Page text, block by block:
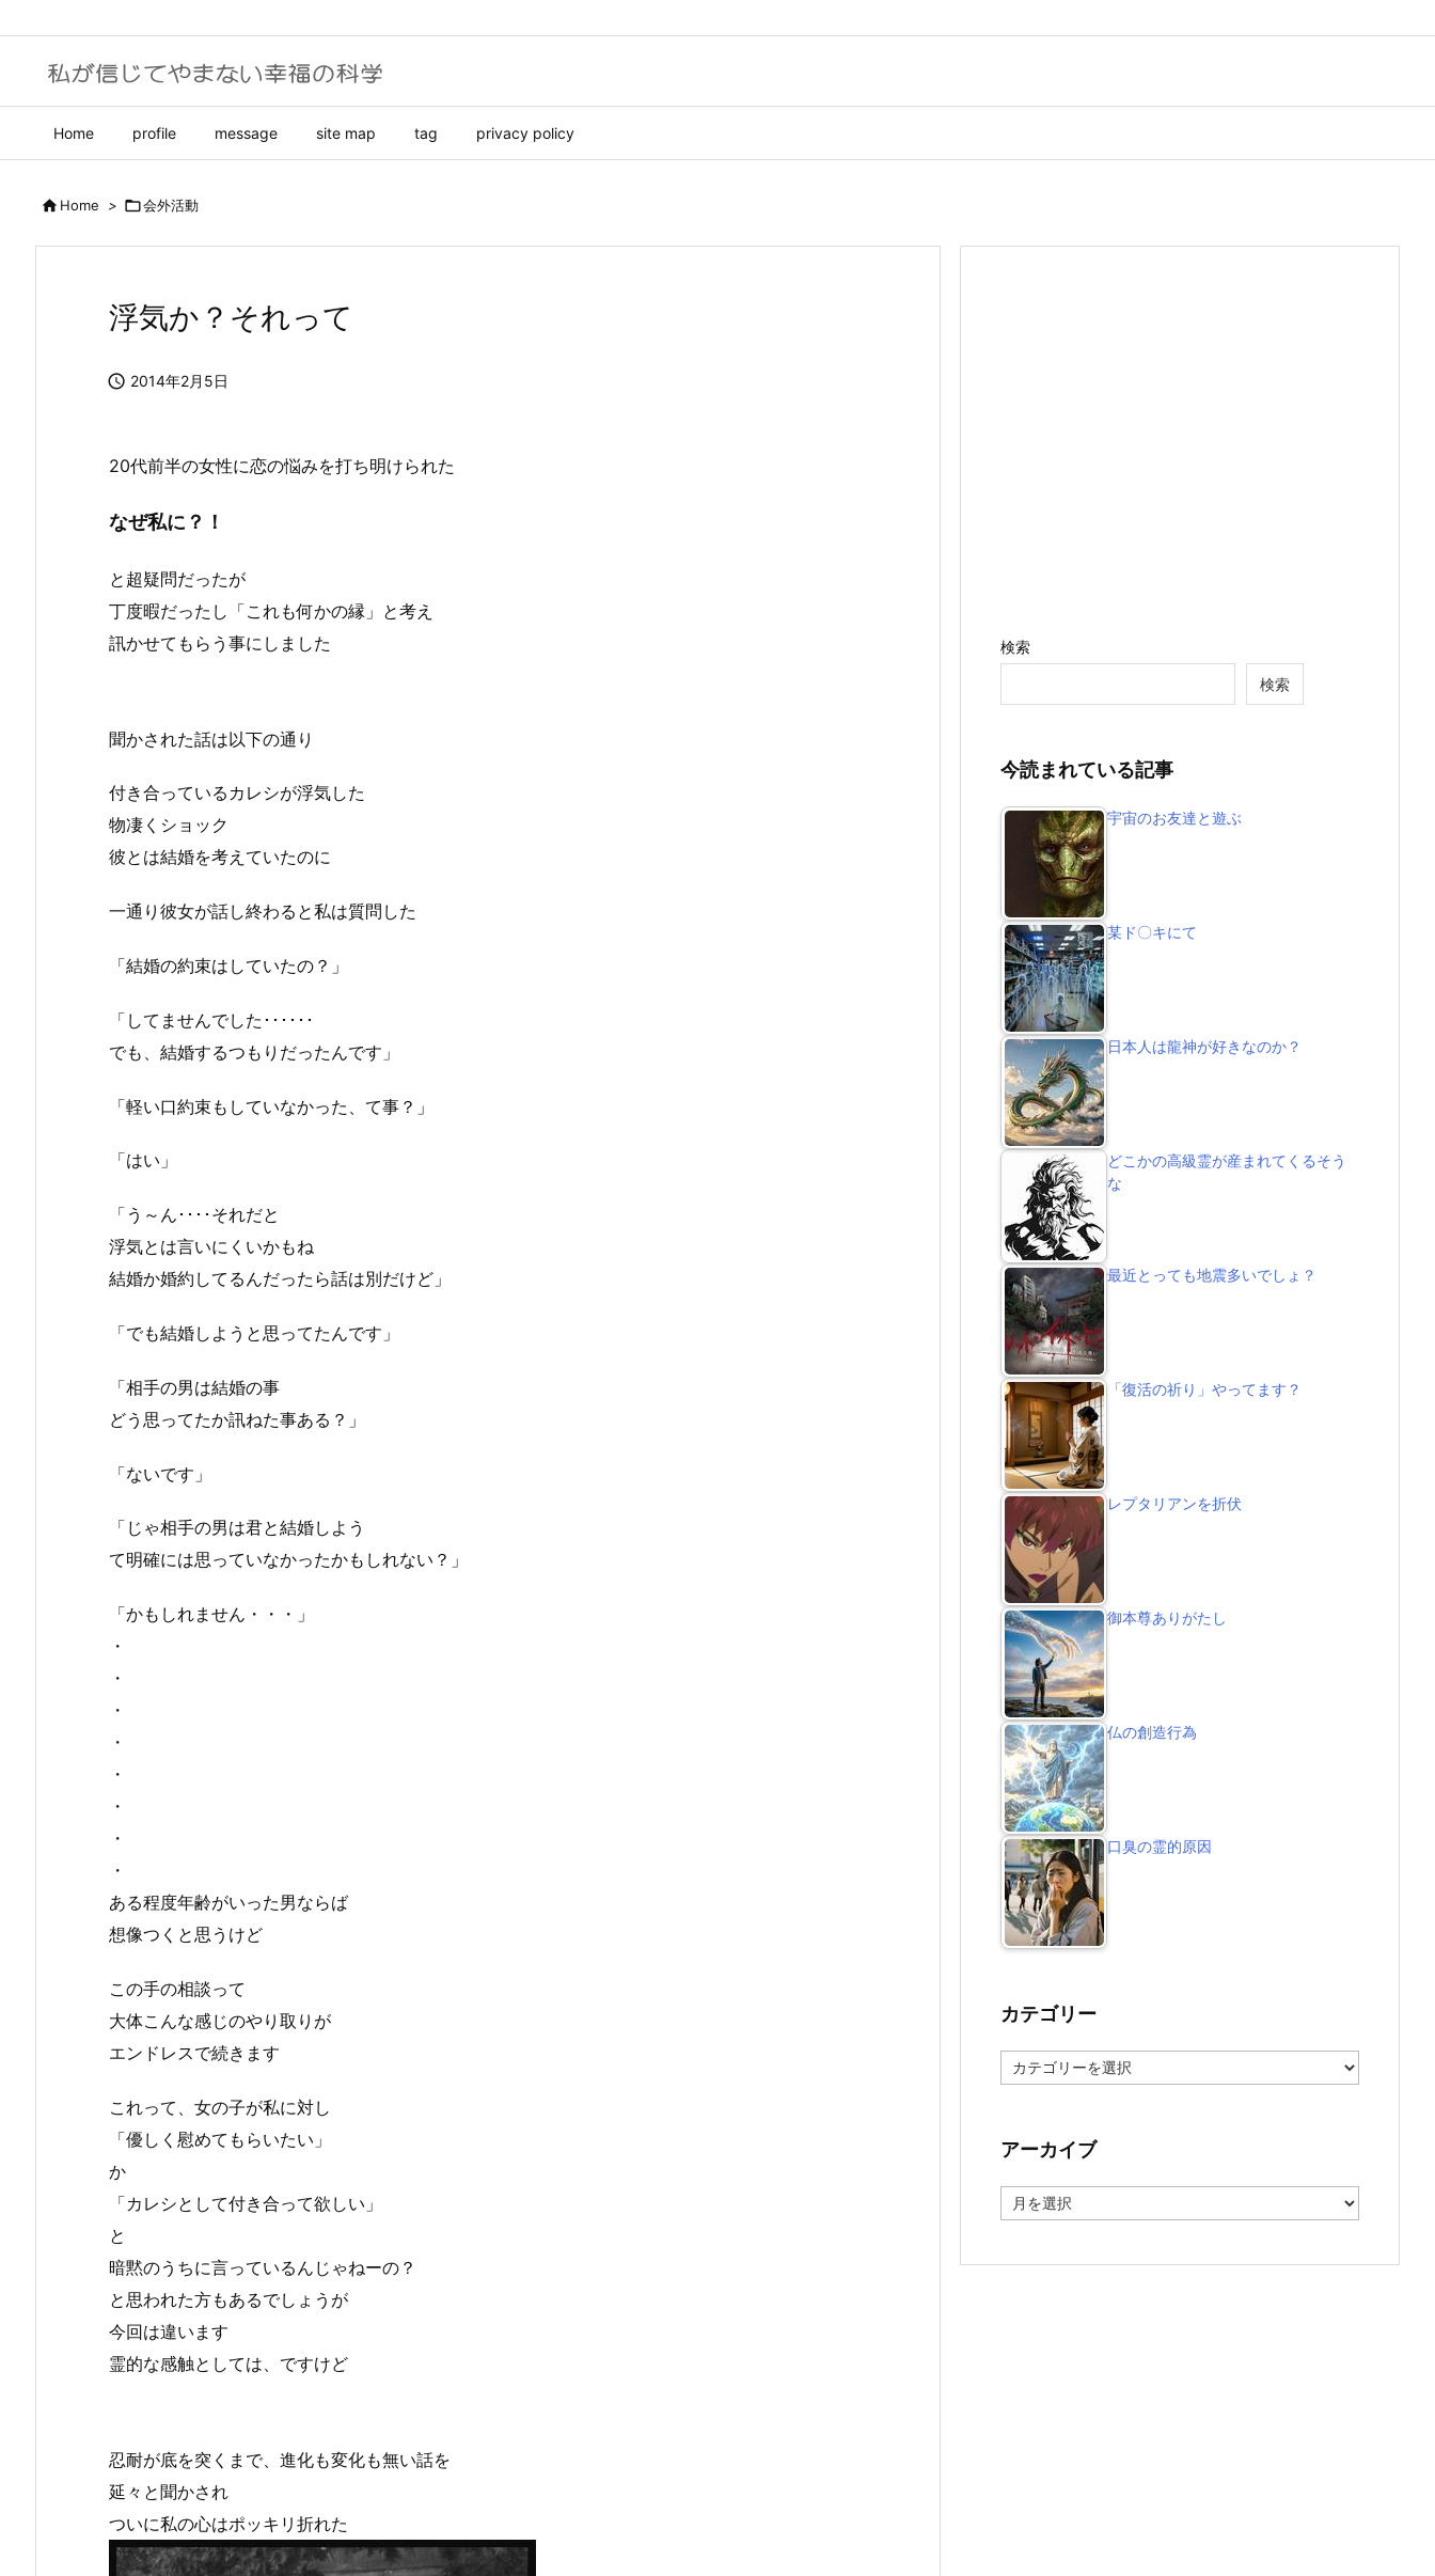
Home profile message site map tag privacy policy
Home > 会外活動
浮気か？それって
 2014年2月5日
20代前半の女性に恋の悩みを打ち明けられた
なぜ私に？！
と超疑問だったが
丁度暇だったし「これも何かの縁」と考え
訊かせてもらう事にしました
聞かされた話は以下の通り
付き合っているカレシが浮気した
物凄くショック
彼とは結婚を考えていたのに
一通り彼女が話し終わると私は質問した
「結婚の約束はしていたの？」
「してませんでした･･････
でも、結婚するつもりだったんです」
「軽い口約束もしていなかった、て事？」
「はい」
「う～ん････それだと
浮気とは言いにくいかもね
結婚か婚約してるんだったら話は別だけど」
「でも結婚しようと思ってたんです」
「相手の男は結婚の事
どう思ってたか訊ねた事ある？」
「ないです」
「じゃ相手の男は君と結婚しよう
て明確には思っていなかったかもしれない？」
「かもしれません・・・」
・
・
・
・
・
・
・
・
ある程度年齢がいった男ならば
想像つくと思うけど
この手の相談って
大体こんな感じのやり取りが
エンドレスで続きます
これって、女の子が私に対し
「優しく慰めてもらいたい」
か
「カレシとして付き合って欲しい」
と
暗黙のうちに言っているんじゃねーの？
と思われた方もあるでしょうが
今回は違います
霊的な感触としては、ですけど
忍耐が底を突くまで、進化も変化も無い話を
延々と聞かされ
ついに私の心はポッキリ折れた
検索
検索
今読まれている記事
宇宙のお友達と遊ぶ
某ド〇キにて
日本人は龍神が好きなのか？
どこかの高級霊が産まれてくるそう
な
最近とっても地震多いでしょ？
「復活の祈り」やってます？
レプタリアンを折伏
御本尊ありがたし
仏の創造行為
口臭の霊的原因
カテゴリー
テ
ー
アーカイブ
ー